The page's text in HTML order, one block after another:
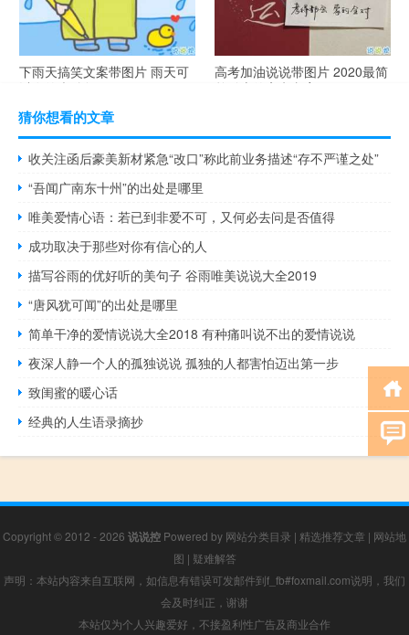
下雨天搞笑文案带图片 雨天可
以发的幽默句子
高考加油说说带图片 2020最简
单励志的高考文案
猜你想看的文章
收关注函后豪美新材紧急“改口”称此前业务描述“存不严谨之处”
“吾闻广南东十州”的出处是哪里
唯美爱情心语：若已到非爱不可，又何必去问是否值得
成功取决于那些对你有信心的人
描写谷雨的优好听的美句子 谷雨唯美说说大全2019
“唐风犹可闻”的出处是哪里
简单干净的爱情说说大全2018 有种痛叫说不出的爱情说说
夜深人静一个人的孤独说说 孤独的人都害怕迈出第一步
致闺蜜的暖心话
经典的人生语录摘抄
Copyright © 2012 - 2026 说说控 Powered by 网站分类目录 | 精选推荐文章 | 网站地
图 | 疑难解答
声明：本站内容来自互联网，如信息有错误可发邮件到f_fb#foxmail.com说明，我们
会及时纠正，谢谢
本站仅为个人兴趣爱好，不接盈利性广告及商业合作